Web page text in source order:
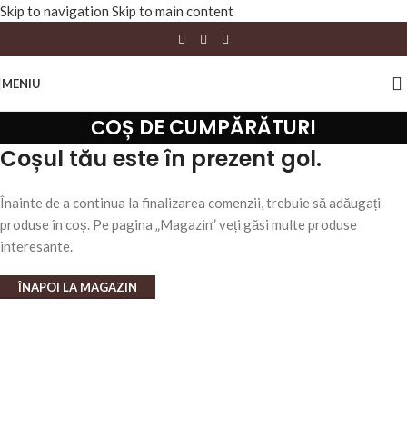
Skip to navigation Skip to main content
MENIU
СOȘ DE CUMPĂRĂTURI
Coșul tău este în prezent gol.
Înainte de a continua la finalizarea comenzii, trebuie să adăugați
produse în coș. Pe pagina „Magazin” veți găsi multe produse
interesante.
ÎNAPOI LA MAGAZIN